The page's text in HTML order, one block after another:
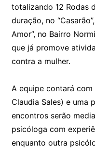
totalizando 12 Rodas
duração, no
Amor”, no Bairro
que já promove
contra a mulher.
A equipe contará
Claudia Sales) e uma
encontros serão
psicóloga com
enquanto outra